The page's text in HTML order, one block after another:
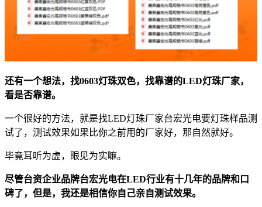
还有一个想法，找0603灯珠双色，找靠谱的LED灯珠厂家，
看是否靠谱。
一个很好的方法，就是找LED灯珠厂家台宏光电要灯珠样品测
试了，测试效果如果比你之前用的厂家好，那自然就好。
毕竟耳听为虚，眼见为实嘛。
尽管台资企业品牌台宏光电在LED行业有十几年的品牌和口
碑了，但是，我还是相信你自己亲自测试效果。